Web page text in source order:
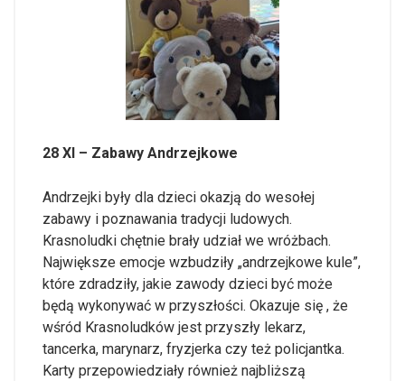
28 XI – Zabawy Andrzejkowe
Andrzejki były dla dzieci okazją do wesołej
zabawy i poznawania tradycji ludowych.
Krasnoludki chętnie brały udział we wróżbach.
Największe emocje wzbudziły „andrzejkowe kule”,
które zdradziły, jakie zawody dzieci być może
będą wykonywać w przyszłości. Okazuje się , że
wśród Krasnoludków jest przyszły lekarz,
tancerka, marynarz, fryzjerka czy też policjantka.
Karty przepowiedziały również najbliższą